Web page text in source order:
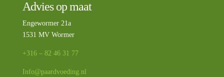
Advies op maat
Engewormer 21a
1531 MV Wormer
+316 – 82 46 31 77
Info@paardvoeding.nl